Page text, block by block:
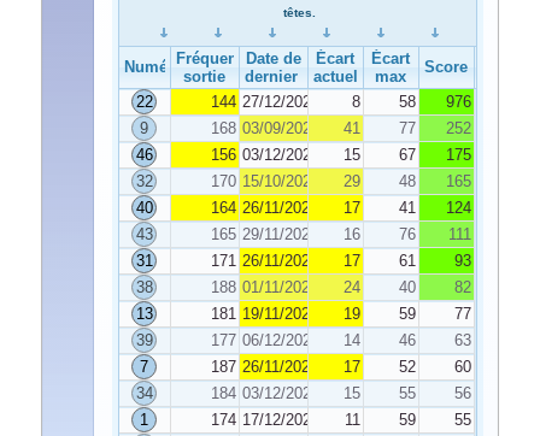
têtes.
NuméroFréquence de
sortie
Date de
dernier tirage
Écart
actuel
Écart
max
Score
22
144 27/12/2024 8 58
976
9
168 03/09/2024 41 77
252
46
156 03/12/2024 15 67
175
32
170 15/10/2024 29 48
165
40
164 26/11/2024 17 41
124
43
165 29/11/2024 16 76
111
31
171 26/11/2024 17 61
93
38
188 01/11/2024 24 40
82
13
181 19/11/2024 19 59
77
39
177 06/12/2024 14 46
63
7
187 26/11/2024 17 52
60
34
184 03/12/2024 15 55
56
1
174 17/12/2024 11 59
55